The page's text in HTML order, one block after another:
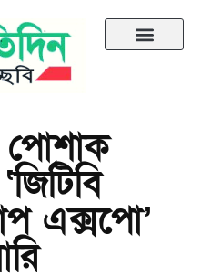
পোশাক
এক্সপো’